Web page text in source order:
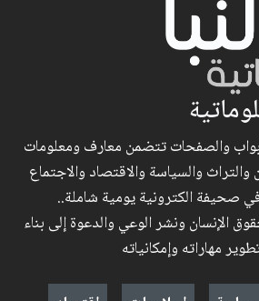
والصفحات تتضمن معارف ومعلومات
والتراث والسياسة والاقتصاد والاجتماع
صحيفة الكترونية يومية شاملة..
الإنسان ونشر الوعي والدعوة إلى بناء
مهاراته وإمكانياته